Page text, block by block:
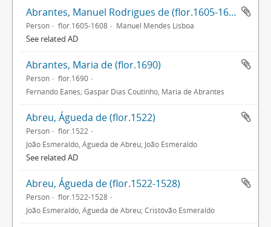
Abrantes, Manuel Rodrigues de (flor.1605-1608)
Person flor.1605-1608 Manuel Mendes Lisboa
See related AD
Abrantes, Maria de (flor.1690)
Person
flor.1690
Fernando Eanes; Gaspar Dias Coutinho, Maria de Abrantes
Abreu, Águeda de (flor.1522)
Person
flor.1522
João Esmeraldo, Águeda de Abreu; João Esmeraldo
See related AD
Abreu, Águeda de (flor.1522-1528)
Person
flor.1522-1528
João Esmeraldo, Águeda de Abreu; Cristóvão Esmeraldo